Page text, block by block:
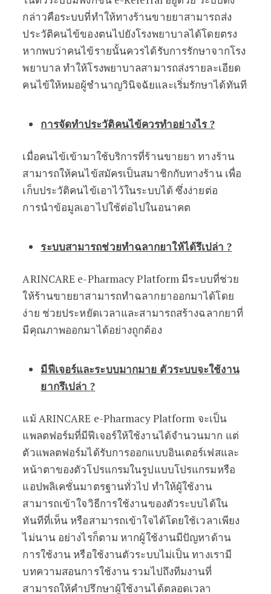
กล่าวคือระบบที่ทำให้ทางร้านขายยาสามารถส่ง
ประวัติคนไข้ของตนไปยังโรงพยาบาลได้โดยตรง
หากพบว่าคนไข้รายนั้นควรได้รับการรักษาจากโรง
พยาบาล ทำให้โรงพยาบาลสามารถส่งรายละเอียด
คนไข้ให้หมอผู้ชำนาญวินิจฉัยและเริ่มรักษาได้ทันที
การจัดทำประวัติคนไข้ควรทำอย่างไร?
เมื่อคนไข้เข้ามาใช้บริการที่ร้านขายยา ทางร้าน
สามารถให้คนไข้สมัครเป็นสมาชิกกับทางร้าน เพื่อ
เก็บประวัติคนไข้เอาไว้ในระบบได้ ซึ่งง่ายต่อ
การนำข้อมูลเอาไปใช้ต่อไปในอนาคต
ระบบสามารถช่วยทำฉลากยาให้ได้รึเปล่า?
ARINCARE e-Pharmacy Platform มีระบบที่ช่วย
ให้ร้านขายยาสามารถทำฉลากยาออกมาได้โดย
ง่าย ช่วยประหยัดเวลาและสามารถสร้างฉลากยาที่
มีคุณภาพออกมาได้อย่างถูกต้อง
มีฟีเจอร์และระบบมากมาย ตัวระบบจะใช้งาน
ยากรึเปล่า?
แม้ ARINCARE e-Pharmacy Platform จะเป็น
แพลตฟอร์มที่มีฟีเจอร์ให้ใช้งานได้จำนวนมาก แต่
ตัวแพลตฟอร์มได้รับการออกแบบอินเตอร์เฟสและ
หน้าตาของตัวโปรแกรมในรูปแบบโปรแกรมหรือ
แอปพลิเคชั่นมาตรฐานทั่วไป ทำให้ผู้ใช้งาน
สามารถเข้าใจวิธีการใช้งานของตัวระบบได้ใน
ทันทีที่เห็น หรือสามารถเข้าใจได้โดยใช้เวลาเพียง
ไม่นาน อย่างไรก็ตาม หากผู้ใช้งานมีปัญหาด้าน
การใช้งาน หรือใช้งานตัวระบบไม่เป็น ทางเรามี
บทความสอนการใช้งาน รวมไปถึงทีมงานที่
สามารถให้คำปรึกษาผู้ใช้งานได้ตลอดเวลา